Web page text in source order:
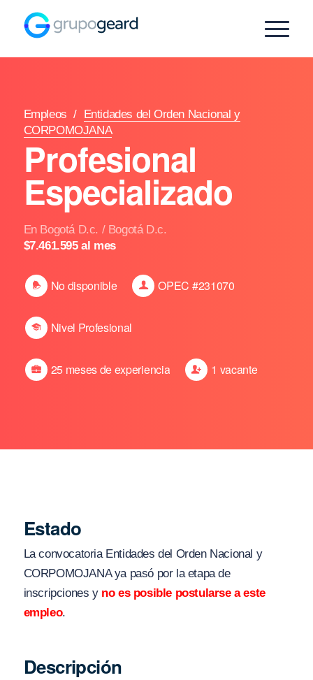
Empleos / Entidades del Orden Nacional y
CORPOMOJANA
Profesional
Especializado
En Bogotá D.c. / Bogotá D.c.
$7.461.595 al mes
No disponible OPEC #231070
Nivel Profesional
25 meses de experiencia 1 vacante
Estado
La convocatoria Entidades del Orden Nacional y
CORPOMOJANA ya pasó por la etapa de
inscripciones y no es posible postularse a este
empleo.
Descripción